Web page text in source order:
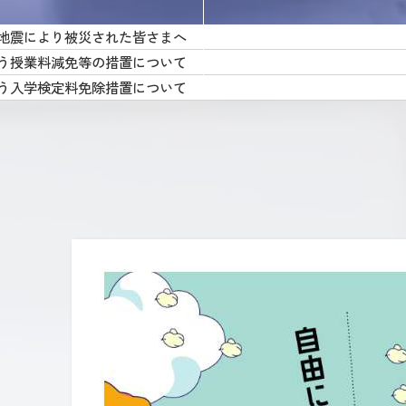
震により被災された皆さまへ
授業料減免等の措置について
入学検定料免除措置について